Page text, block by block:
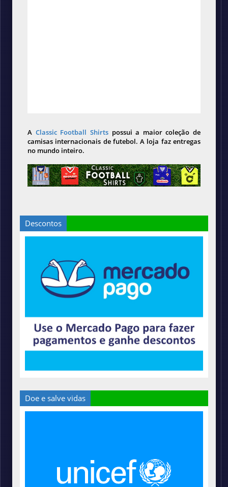
A Classic Football Shirts possui a maior coleção de
camisas internacionais de futebol. A loja faz entregas
no mundo inteiro.
Descontos
Doe e salve vidas